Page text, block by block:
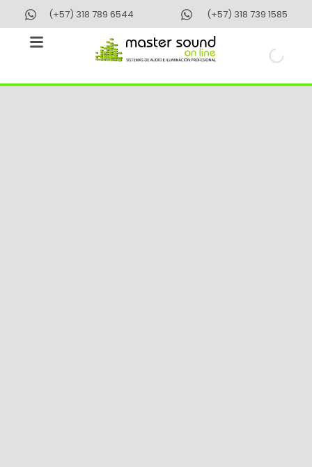
contenido
(+57) 318 789 6544 (+57) 318 739 1585